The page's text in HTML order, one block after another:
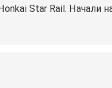
Star Rail. Начали